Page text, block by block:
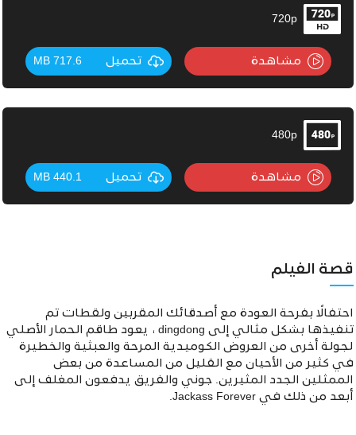
720p
مشاهدة تحميل 717.6 MB
480p
مشاهدة تحميل 440.1 MB
قصة الفيلم
احتفالًا بفرحة العودة مع أصدقائك المقربين ولقطات تم
تنفيذها بشكل مثالي إلى dingdong ، يعود طاقم الحمار الأصلي
لجولة أخرى من العروض الكوميدية المرحة والعبثية والخطيرة
في كثير من الأحيان مع القليل من المساعدة من بعض
الممثلين الجدد المثيرين. جوني والفريق يدفعون المغلف إلى
أبعد من ذلك في Jackass Forever.